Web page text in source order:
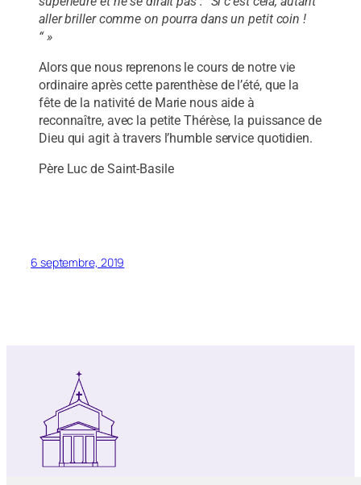
aller briller comme on pourra dans un petit coin !
“ »
Alors que nous reprenons le cours de notre vie
ordinaire après cette parenthèse de l’été, que la
fête de la nativité de Marie nous aide à
reconnaître, avec la petite Thérèse, la puissance de
Dieu qui agit à travers l’humble service quotidien.
Père Luc de Saint-Basile
6 septembre, 2019